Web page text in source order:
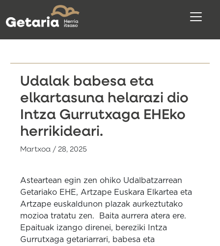
Udalak babesa eta
elkartasuna helarazi dio
Intza Gurrutxaga EHEko
herrikideari.
Martxoa / 28, 2025
Asteartean egin zen ohiko Udalbatzarrean
Getariako EHE, Artzape Euskara Elkartea eta
Artzape euskaldunon plazak aurkeztutako
mozioa tratatu zen. Baita aurrera atera ere.
Epaituak izango direnei, bereziki Intza
Gurrutxaga getariarrari, babesa eta